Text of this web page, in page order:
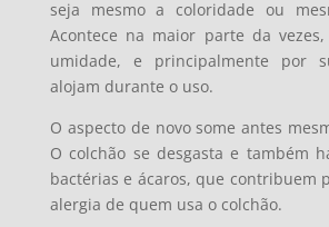
seja mesmo a coloridade ou
Acontece na maior parte da
umidade, e principalmente por
alojam durante o uso.
O aspecto de novo some antes
O colchão se desgasta e também
bactérias e ácaros, que contribuem
alergia de quem usa o colchão.